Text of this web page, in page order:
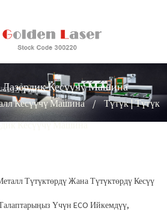
Лазердик Кесүүчү Машина
Кесүүчү Машина
Түтүк | Түтүк
Кесүүчү Машина
Түтүктөрдү Жана Түтүктөрдү Кесүү
Үчүн ECO Ийкемдүү,